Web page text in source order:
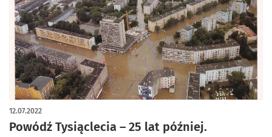
Powódź Tysiąclecia – 25 lat później.
12.07.2022